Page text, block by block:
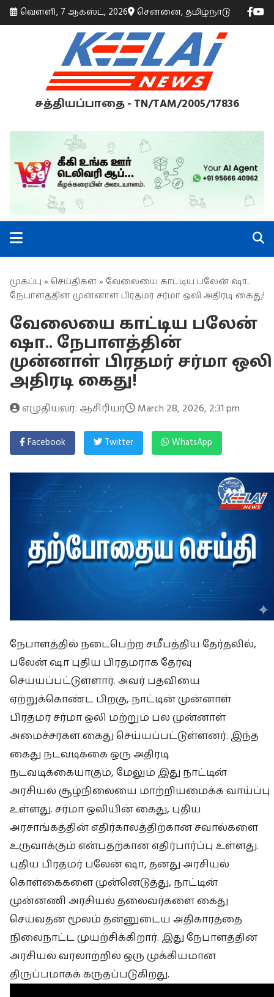
வெள்ளி, 7 ஆகஸ்ட், 2026 சென்னை, தமிழ்நாடு
சத்தியப்பாதை - TN/TAM/2005/17836
முகப்பு » செய்திகள் » வேலையை காட்டிய பலேன் ஷா..
நேபாளத்தின் முன்னாள் பிரதமர் சர்மா ஒலி அதிரடி கைது!
வேலையை காட்டிய பலேன்
ஷா.. நேபாளத்தின்
முன்னாள் பிரதமர் சர்மா ஒலி
அதிரடி கைது!
எழுதியவர்: ஆசிரியர் March 28, 2026, 2:31 pm
Facebook Twitter WhatsApp
நேபாளத்தில் நடைபெற்ற சமீபத்திய தேர்தலில்,
பலேன் ஷா புதிய பிரதமராக தேர்வு
செய்யப்பட்டுள்ளார். அவர் பதவியை
ஏற்றுக்கொண்ட பிறகு, நாட்டின் முன்னாள்
பிரதமர் சர்மா ஒலி மற்றும் பல முன்னாள்
அமைச்சர்கள் கைது செய்யப்பட்டுள்ளனர். இந்த
கைது நடவடிக்கை ஒரு அதிரடி
நடவடிக்கையாகும், மேலும் இது நாட்டின்
அரசியல் சூழ்நிலையை மாற்றியமைக்க வாய்ப்பு
உள்ளது. சர்மா ஒலியின் கைது, புதிய
அரசாங்கத்தின் எதிர்காலத்திற்கான சவால்களை
உருவாக்கும் என்பதற்கான எதிர்பார்ப்பு உள்ளது.
புதிய பிரதமர் பலேன் ஷா, தனது அரசியல்
கொள்கைகளை முன்னெடுத்து, நாட்டின்
முன்னணி அரசியல் தலைவர்களை கைது
செய்வதன் மூலம் தன்னுடைய அதிகாரத்தை
நிலைநாட்ட முயற்சிக்கிறார். இது நேபாளத்தின்
அரசியல் வரலாற்றில் ஒரு முக்கியமான
திருப்பமாகக் கருதப்படுகிறது.